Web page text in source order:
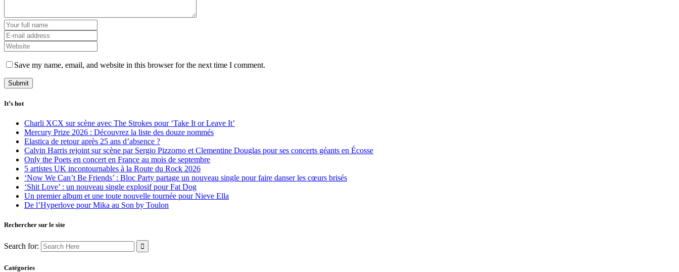
Save my name, email, and website in this browser for the next time I comment.
It’s hot
Charli XCX sur scène avec The Strokes pour ‘Take It or Leave It’
Mercury Prize 2026 : Découvrez la liste des douze nommés
Elastica de retour après 25 ans d’absence ?
Calvin Harris rejoint sur scène par Sergio Pizzorno et Clementine Douglas pour ses concerts géants en Écosse
Only the Poets en concert en France au mois de septembre
5 artistes UK incontournables à la Route du Rock 2026
‘Now We Can’t Be Friends’ : Bloc Party partage un nouveau single pour faire danser les cœurs brisés
‘Shit Love’ : un nouveau single explosif pour Fat Dog
Un premier album et une toute nouvelle tournée pour Nieve Ella
De l’Hyperlove pour Mika au Son by Toulon
Rechercher sur le site
Search for:
Catégories